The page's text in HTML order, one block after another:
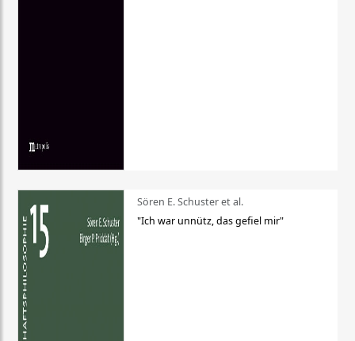
Sören E. Schuster et al.
"Ich war unnütz, das gefiel mir"